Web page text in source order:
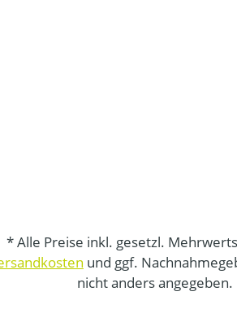
* Alle Preise inkl. gesetzl.
und ggf.
nicht anders angegeben.